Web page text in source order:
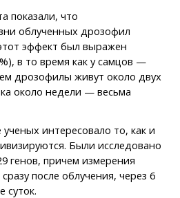
показали, что
облученных дрозофил
эффект был выражен
в то время как у самцов —
дрозофилы живут около двух
около недели — весьма
интересовало то, как и
Были исследовано
генов, причем измерения
после облучения, через 6
суток.